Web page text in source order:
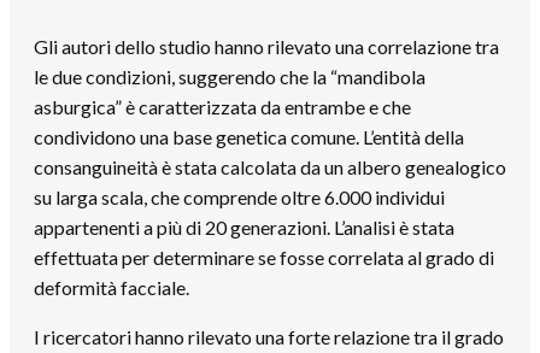
Gli autori dello studio hanno rilevato una correlazione tra
le due condizioni, suggerendo che la “mandibola
asburgica” è caratterizzata da entrambe e che
condividono una base genetica comune. L’entità della
consanguineità è stata calcolata da un albero genealogico
su larga scala, che comprende oltre 6.000 individui
appartenenti a più di 20 generazioni. L’analisi è stata
effettuata per determinare se fosse correlata al grado di
deformità facciale.
I ricercatori hanno rilevato una forte relazione tra il grado